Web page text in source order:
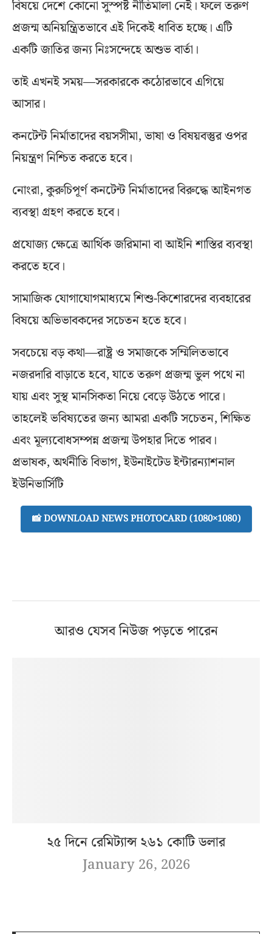
বিষয়ে দেশে কোনো সুস্পষ্ট নীতিমালা নেই। ফলে তরুণ
প্রজন্ম অনিয়ন্ত্রিতভাবে এই দিকেই ধাবিত হচ্ছে। এটি
একটি জাতির জন্য নিঃসন্দেহে অশুভ বার্তা।
তাই এখনই সময়—সরকারকে কঠোরভাবে এগিয়ে
আসার।
কনটেন্ট নির্মাতাদের বয়সসীমা, ভাষা ও বিষয়বস্তুর ওপর
নিয়ন্ত্রণ নিশ্চিত করতে হবে।
নোংরা, কুরুচিপূর্ণ কনটেন্ট নির্মাতাদের বিরুদ্ধে আইনগত
ব্যবস্থা গ্রহণ করতে হবে।
প্রযোজ্য ক্ষেত্রে আর্থিক জরিমানা বা আইনি শাস্তির ব্যবস্থা
করতে হবে।
সামাজিক যোগাযোগমাধ্যমে শিশু-কিশোরদের ব্যবহারের
বিষয়ে অভিভাবকদের সচেতন হতে হবে।
সবচেয়ে বড় কথা—রাষ্ট্র ও সমাজকে সম্মিলিতভাবে
নজরদারি বাড়াতে হবে, যাতে তরুণ প্রজন্ম ভুল পথে না
যায় এবং সুস্থ মানসিকতা নিয়ে বেড়ে উঠতে পারে।
তাহলেই ভবিষ্যতের জন্য আমরা একটি সচেতন, শিক্ষিত
এবং মূল্যবোধসম্পন্ন প্রজন্ম উপহার দিতে পারব।
প্রভাষক, অর্থনীতি বিভাগ, ইউনাইটেড ইন্টারন্যাশনাল
ইউনিভার্সিটি
📸 DOWNLOAD NEWS PHOTOCARD (1080×1080)
আরও যেসব নিউজ পড়তে পারেন
২৫ দিনে রেমিট্যান্স ২৬১ কোটি ডলার
January 26, 2026